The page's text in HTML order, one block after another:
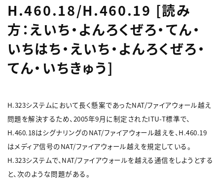
H.460.18/H.460.19 [読み
方：えいち・よんろくぜろ・てん・
いちはち・えいち・よんろくぜろ・
てん・いちきゅう]
H.323システムにおいて長く懸案であったNAT/ファイアウォール越え
問題を解決するため、2005年9月に制定されたITU-T標準で、
H.460.18はシグナリングのNAT/ファイアウォール越えを、H.460.19
はメディア信号のNAT/ファイアウォール越えを規定している。
H.323システムで、NAT/ファイアウォールを越える通信をしようとする
と、次のような問題がある。